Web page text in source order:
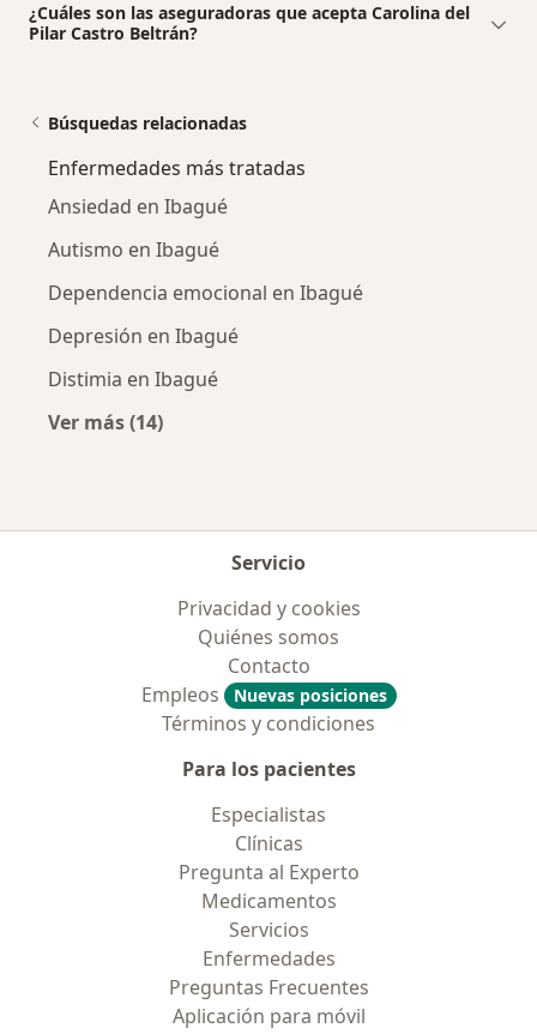
¿Cuáles son las aseguradoras que acepta Carolina del
Pilar Castro Beltrán?
Búsquedas relacionadas
Enfermedades más tratadas
Ansiedad en Ibagué
Autismo en Ibagué
Dependencia emocional en Ibagué
Depresión en Ibagué
Distimia en Ibagué
Ver más (14)
Servicio
Privacidad y cookies
Quiénes somos
Contacto
Empleos
Nuevas posiciones
Términos y condiciones
Para los pacientes
Especialistas
Clínicas
Pregunta al Experto
Medicamentos
Servicios
Enfermedades
Preguntas Frecuentes
Aplicación para móvil